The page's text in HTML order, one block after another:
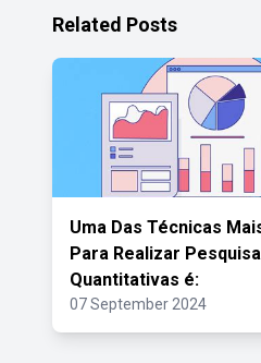
Related Posts
Uma Das Técnicas
Para Realizar
Quantitativas é:
07 September 2024